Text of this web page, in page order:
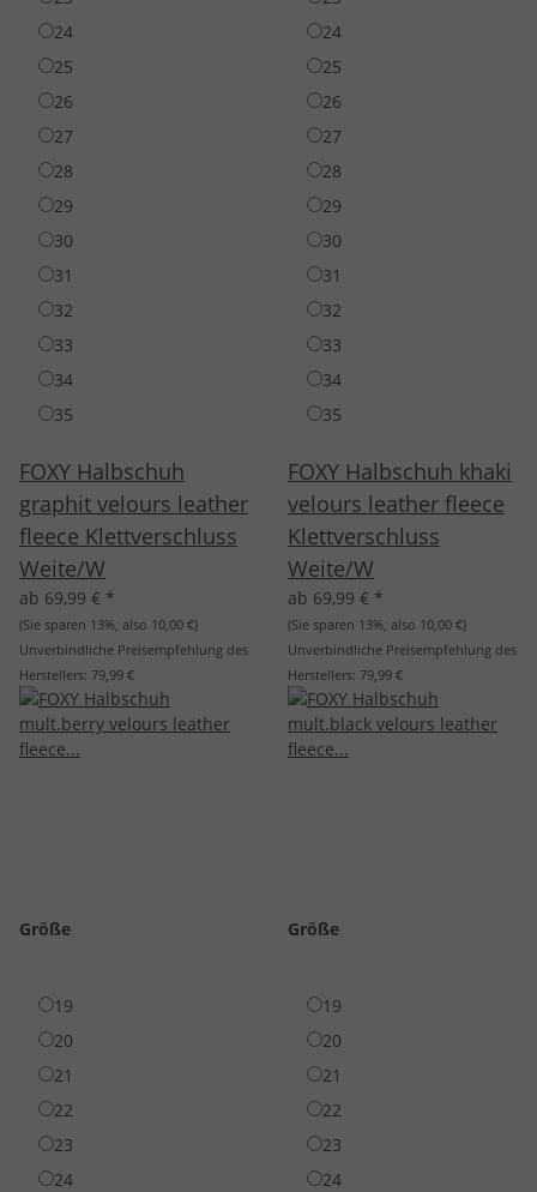
24
25
26
27
28
29
30
31
32
33
34
35
FOXY Halbschuh
graphit velours leather
fleece Klettverschluss
Weite/W
ab 69,99 € *
(Sie sparen 13%, also 10,00 €)
Unverbindliche Preisempfehlung des
Herstellers: 79,99 €
24
25
26
27
28
29
30
31
32
33
34
35
FOXY Halbschuh khaki
velours leather fleece
Klettverschluss
Weite/W
ab 69,99 € *
(Sie sparen 13%, also 10,00 €)
Unverbindliche Preisempfehlung des
Herstellers: 79,99 €
Größe
19
20
21
22
23
24
Größe
19
20
21
22
23
24